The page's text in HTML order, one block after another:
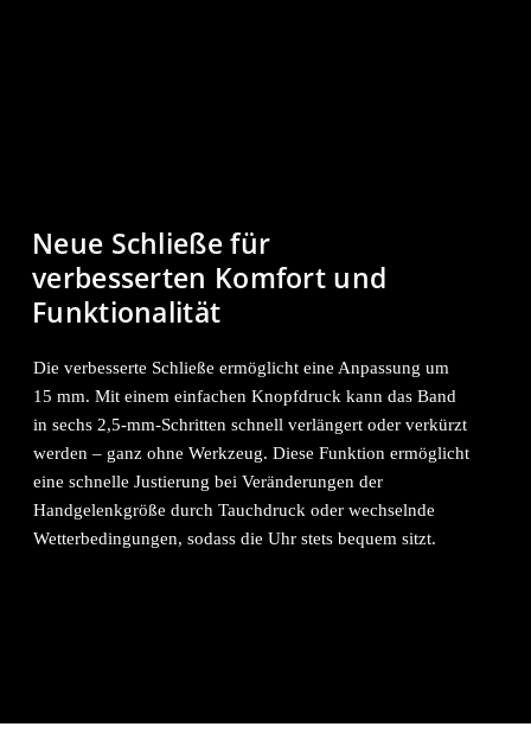
Neue Schließe für
verbesserten Komfort und
Funktionalität
Die verbesserte Schließe ermöglicht eine Anpassung um
15 mm. Mit einem einfachen Knopfdruck kann das Band
in sechs 2,5-mm-Schritten schnell verlängert oder verkürzt
werden – ganz ohne Werkzeug. Diese Funktion ermöglicht
eine schnelle Justierung bei Veränderungen der
Handgelenkgröße durch Tauchdruck oder wechselnde
Wetterbedingungen, sodass die Uhr stets bequem sitzt.